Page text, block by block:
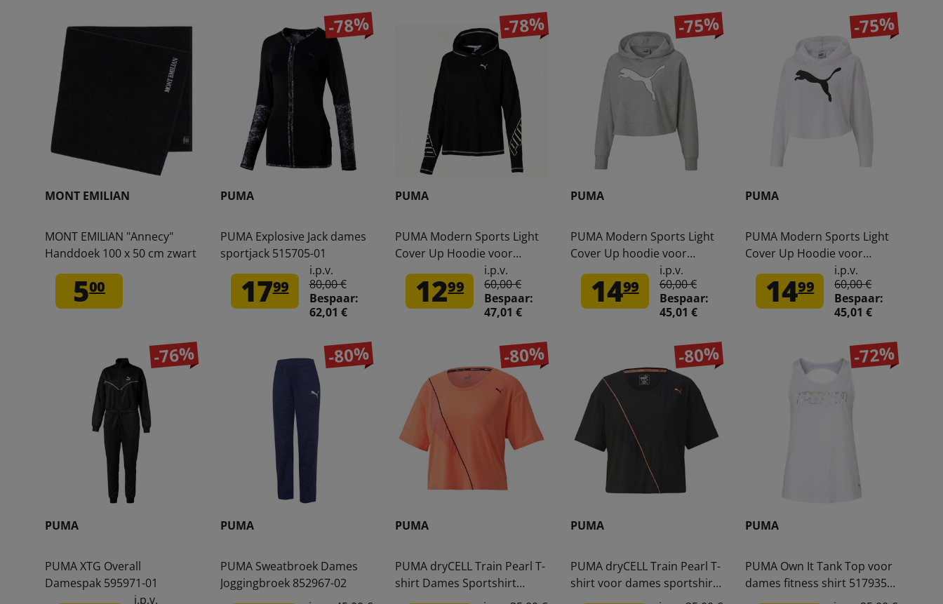
MONT EMILIAN
MONT EMILIAN "Annecy"
Handdoek 100 x 50 cm zwart
500
-78%
PUMA
PUMA Explosive Jack dames
sportjack 515705-01
1799
i.p.v.
80,00 €
Bespaar:
62,01 €
-78%
PUMA
PUMA Modern Sports Light
Cover Up Hoodie voor
dames 854237-01
1299
i.p.v.
60,00 €
Bespaar:
47,01 €
-75%
PUMA
PUMA Modern Sports Light
Cover Up hoodie voor
dames 582944-04
1499
i.p.v.
60,00 €
Bespaar:
45,01 €
-75%
PUMA
PUMA Modern Sports Light
Cover Up Hoodie voor
dames 582944-02
1499
i.p.v.
60,00 €
Bespaar:
45,01 €
-76%
PUMA
PUMA XTG Overall
Damespak 595971-01
i.p.v.
-80%
PUMA
PUMA Sweatbroek Dames
Joggingbroek 852967-02
-80%
PUMA
PUMA dryCELL Train Pearl T-
shirt Dames Sportshirt
519933-03
-80%
PUMA
PUMA dryCELL Train Pearl T-
shirt voor dames sportshirt
519933-01
-72%
PUMA
PUMA Own It Tank Top voor
dames fitness shirt 517935-